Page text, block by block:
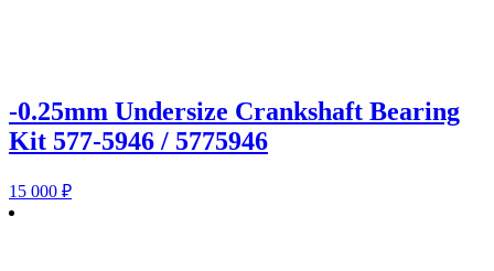
-0.25mm Undersize Crankshaft Bearing
Kit 577-5946 / 5775946
15 000 ₽